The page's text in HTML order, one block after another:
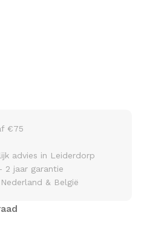
€75
advies in Leiderdorp
2 jaar garantie
& België